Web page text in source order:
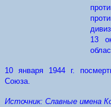
13
10 января 1944 г.
Союза.
Источник: Славные имена